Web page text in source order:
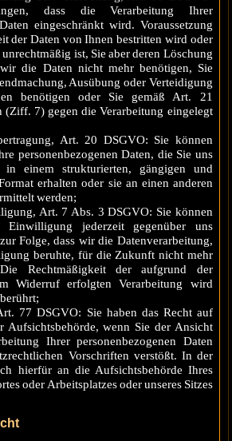
dass die Verarbeitung Ihrer
eingeschränkt wird. Voraussetzung
der Daten von Ihnen bestritten wird oder
ist, Sie aber deren Löschung
die Daten nicht mehr benötigen, Sie
Ausübung oder Verteidigung
benötigen oder Sie gemäß Art. 21
(Ziff. 7) gegen die Verarbeitung eingelegt
Art. 20 DSGVO: Sie können
personenbezogenen Daten, die Sie uns
in einem strukturierten, gängigen und
erhalten oder sie an einen anderen
werden;
Art. 7 Abs. 3 DSGVO: Sie können
jederzeit gegenüber uns
Folge, dass wir die Datenverarbeitung,
beruhte, für die Zukunft nicht mehr
Rechtmäßigkeit der aufgrund der
Widerruf erfolgten Verarbeitung wird
77 DSGVO: Sie haben das Recht auf
Aufsichtsbehörde, wenn Sie der Ansicht
Ihrer personenbezogenen Daten
Vorschriften verstößt. In der
hierfür an die Aufsichtsbehörde Ihres
oder Arbeitsplatzes oder unseres Sitzes